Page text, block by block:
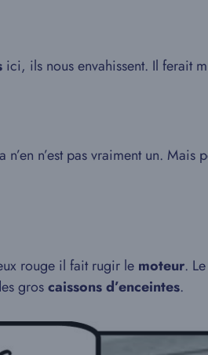
ici, ils nous envahissent. Il ferait
n’en n’est pas vraiment un.
rouge il fait rugir le moteur.
groscaissons d’enceintes.